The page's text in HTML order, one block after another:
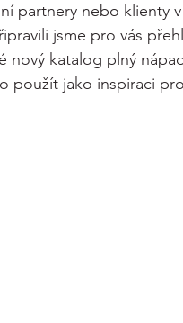
partnery nebo klienty v
jsme pro vás
nový katalog plný
jako inspiraci